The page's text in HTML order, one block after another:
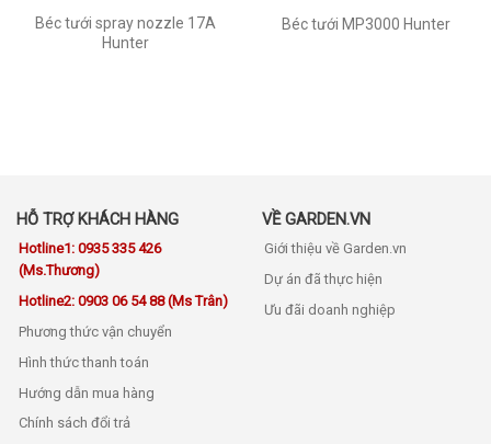
Béc tưới spray nozzle 17A
Hunter
Béc tưới MP3000 Hunter
HỖ TRỢ KHÁCH HÀNG
Hotline1: 0935 335 426
(Ms.Thương)
Hotline2: 0903 06 54 88 (Ms Trân)
Phương thức vận chuyển
Hình thức thanh toán
Hướng dẫn mua hàng
Chính sách đổi trả
VỀ GARDEN.VN
Giới thiệu về Garden.vn
Dự án đã thực hiện
Ưu đãi doanh nghiệp